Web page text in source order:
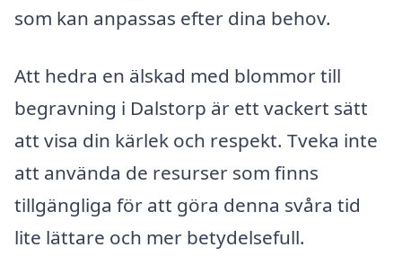
som kan anpassas efter dina behov.
Att hedra en älskad med blommor till
begravning i Dalstorp är ett vackert sätt
att visa din kärlek och respekt. Tveka inte
att använda de resurser som finns
tillgängliga för att göra denna svåra tid
lite lättare och mer betydelsefull.